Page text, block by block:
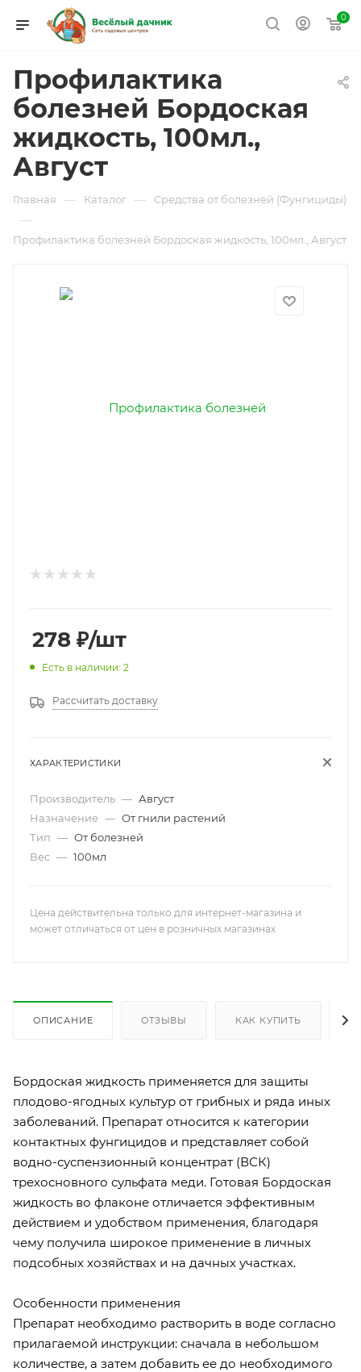
0
Профилактика
болезней Бордоская
жидкость, 100мл.,
Август
Главная — Каталог — Средства от болезней (Фунгициды)
—
Профилактика болезней Бордоская жидкость, 100мл., Август
278 ₽/шт
Есть в наличии: 2
Рассчитать доставку
ХАРАКТЕРИСТИКИ
Производитель — Август
Назначение — От гнили растений
Тип — От болезней
Вес — 100мл
Цена действительна только для интернет-магазина и
может отличаться от цен в розничных магазинах
ОПИСАНИЕ ОТЗЫВЫ КАК КУПИТЬ
Бордоская жидкость применяется для защиты
плодово-ягодных культур от грибных и ряда иных
заболеваний. Препарат относится к категории
контактных фунгицидов и представляет собой
водно-суспензионный концентрат (ВСК)
трехосновного сульфата меди. Готовая Бордоская
жидкость во флаконе отличается эффективным
действием и удобством применения, благодаря
чему получила широкое применение в личных
подсобных хозяйствах и на дачных участках.
Особенности применения
Препарат необходимо растворить в воде согласно
прилагаемой инструкции: сначала в небольшом
количестве, а затем добавить ее до необходимого